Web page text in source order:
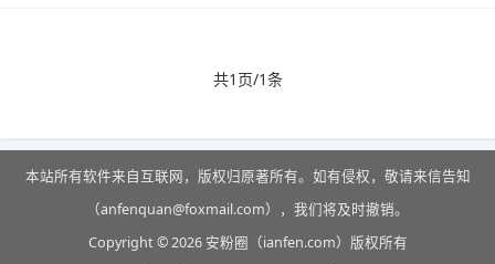
共1页/1条
本站所有软件来自互联网，版权归原著所有。如有侵权，敬请来信告知
（anfenquan@foxmail.com），我们将及时撤销。
Copyright © 2026 安粉圈（ianfen.com）版权所有